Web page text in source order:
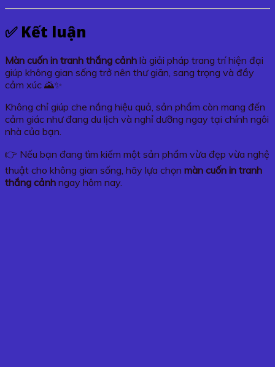
✅ Kết luận
Màn cuốn in tranh thắng cảnh là giải pháp trang trí hiện đại
giúp không gian sống trở nên thư giãn, sang trọng và đầy
cảm xúc 🌄✨
Không chỉ giúp che nắng hiệu quả, sản phẩm còn mang đến
cảm giác như đang du lịch và nghỉ dưỡng ngay tại chính ngôi
nhà của bạn.
👉 Nếu bạn đang tìm kiếm một sản phẩm vừa đẹp vừa nghệ
thuật cho không gian sống, hãy lựa chọn màn cuốn in tranh
thắng cảnh ngay hôm nay.